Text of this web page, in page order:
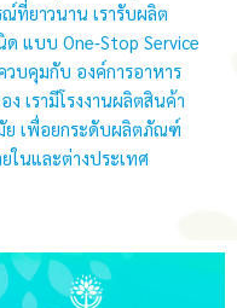
ที่ยาวนาน เรารับผลิต
ด แบบ One-Stop Service
วบคุมกับ องค์การอาหาร
เรามีโรงงานผลิตสินค้า
ย เพื่อยกระดับผลิตภัณฑ์
ในและต่างประเทศ